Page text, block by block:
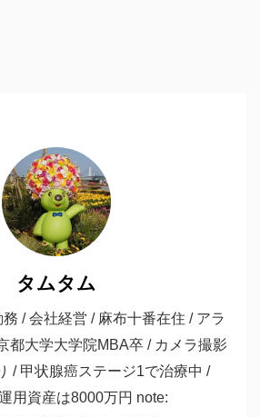
タムタム
/ 会社経営 / 麻布十番在住 / アラ
都大学大学院MBA卒 / カメラ撮影
/ 甲状腺癌ステージ1で治療中 /
用資産は8000万円 note: